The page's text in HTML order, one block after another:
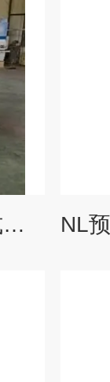
NLLL逆流换热芯体板式热回收器